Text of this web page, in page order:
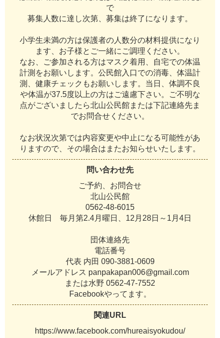
で
募集 人 数に達 し次第 募集は終了にな り ま す。
小学生未満の方は保護者の 人 数分の材料提供にな り
ま す お子様と ご一緒に ご調理 く ださ い。
なお ご参加さ れる方はマス ク着用 自宅での体温
計測 をお願い し ま す。 公民館入 口での消毒 体温計
測
健康チ ェ ッ ク もお願い し ま す。 当 日 体調不良
や体温が37.5度以 上の方はご遠慮下さ い。 ご不明な
点がござい ま した ら北山公民館ま たは下記連絡先ま
でお問合せ く ださ い。
なお状況次第では内容変更や中 止になる可能性があ
り ま すので その場合は ま たお知らせいた し ま す。
問い合わせ先
ご予約 お問合せ
北山公民館
0562-48-6015
休館日 毎月 第2.4月 曜 日 12 月 28日 ～ 1 月 4日
団体連絡先
電話番号
代表 内田 090-3881-0609
メ ールア ド レ ス panpakapan006@gmai .com
ま たは水野 0562-47-7552
Facebookやって ま す。
関連URL
https://www.facebook.com/hureaisyokudou/